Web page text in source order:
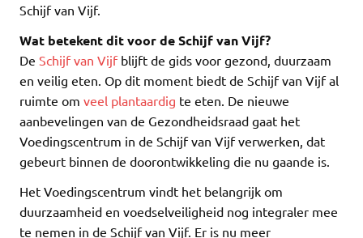
Schijf van Vijf.
Wat betekent dit voor de Schijf van Vijf?
De Schijf van Vijfblijft de gids voor gezond, duurzaam
en veilig eten. Op dit moment biedt de Schijf van Vijf al
ruimte om veel plantaardig te eten. De nieuwe
aanbevelingen van de Gezondheidsraad gaat het
Voedingscentrum in de Schijf van Vijf verwerken, dat
gebeurt binnen de doorontwikkeling die nu gaande is.
Het Voedingscentrum vindt het belangrijk om
duurzaamheid en voedselveiligheid nog integraler mee
te nemen in de Schijf van Vijf. Er is nu meer